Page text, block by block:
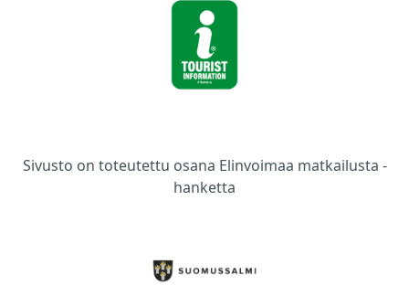
Sivusto on toteutettu osana Elinvoimaa matkailusta -
hanketta